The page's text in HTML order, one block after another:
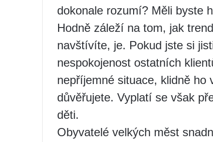
dokonale rozumí? Měli byste
Hodně záleží na tom, jak
navštívíte, je. Pokud jste si
nespokojenost ostatních
nepříjemné situace, klidně ho
důvěřujete. Vyplatí se však
děti.
Obyvatelé velkých měst